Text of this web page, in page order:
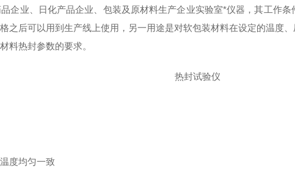
企业、日化产品企业、包装及原材料生产企业实验室*仪器，其工作
之后可以用到生产线上使用，另一用途是对软包装材料在设定的温度
料热封参数的要求。
度均匀一致